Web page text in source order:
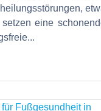
eine